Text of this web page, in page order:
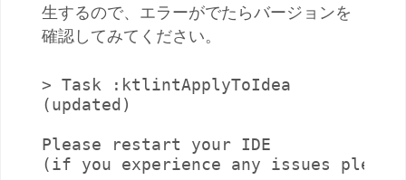
生するので、エラーがでたらバージョンを
確認してみてください。
> Task :ktlintApplyToIdea
(updated)
Please restart your IDE